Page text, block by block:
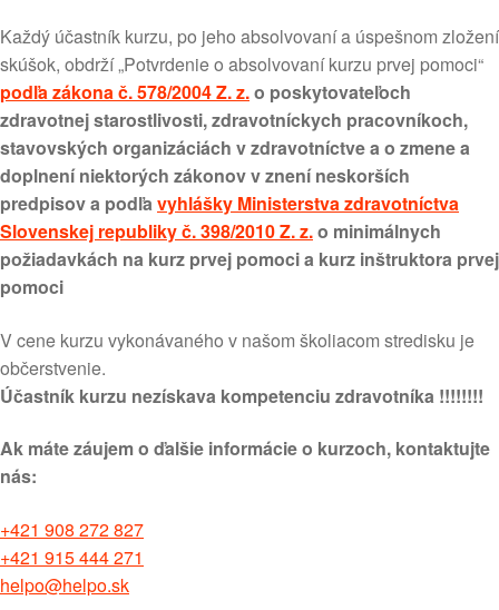
Každý účastník kurzu, po jeho absolvovaní a úspešnom zložení
skúšok, obdrží „Potvrdenie o absolvovaní kurzu prvej pomoci“
podľa zákona č. 578/2004 Z. z.o poskytovateľoch
zdravotnej starostlivosti, zdravotníckych pracovníkoch,
stavovských organizáciách v zdravotníctve a o zmene a
doplnení niektorých zákonov v znení neskorších
predpisov a podľavyhlášky Ministerstva zdravotníctva
Slovenskej republiky č. 398/2010 Z. z.o minimálnych
požiadavkách na kurz prvej pomoci a kurz inštruktora prvej
pomoci
V cene kurzu vykonávaného v našom školiacom stredisku je
občerstvenie.
Účastník kurzu nezískava kompetenciu zdravotníka !!!!!!!!
Ak máte záujem o ďalšie informácie o kurzoch, kontaktujte
nás:
+421 908 272 827
+421 915 444 271
helpo@helpo.sk